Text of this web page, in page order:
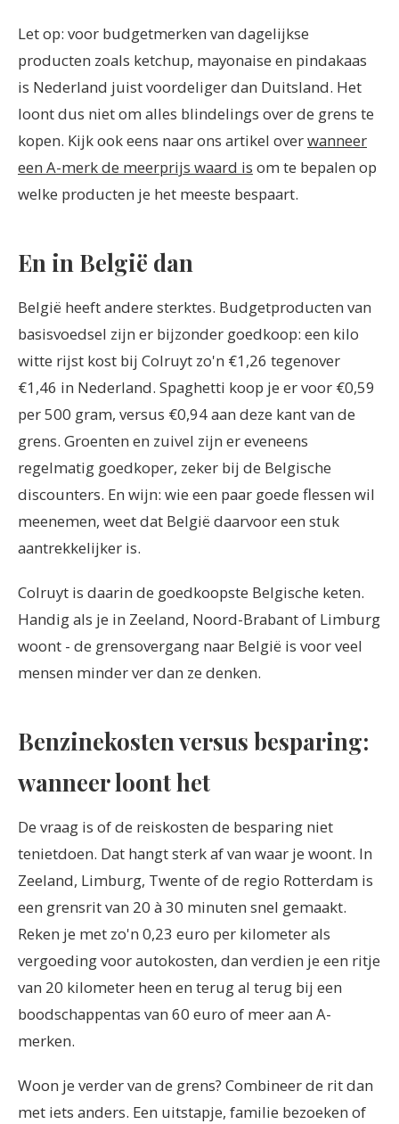
Let op: voor budgetmerken van dagelijkse
producten zoals ketchup, mayonaise en pindakaas
is Nederland juist voordeliger dan Duitsland. Het
loont dus niet om alles blindelings over de grens te
kopen. Kijk ook eens naar ons artikel overwanneer
een A-merk de meerprijs waard is om te bepalen op
welke producten je het meeste bespaart.
En in België dan
België heeft andere sterktes. Budgetproducten van
basisvoedsel zijn er bijzonder goedkoop: een kilo
witte rijst kost bij Colruyt zo'n €1,26 tegenover
€1,46 in Nederland. Spaghetti koop je er voor €0,59
per 500 gram, versus €0,94 aan deze kant van de
grens. Groenten en zuivel zijn er eveneens
regelmatig goedkoper, zeker bij de Belgische
discounters. En wijn: wie een paar goede flessen wil
meenemen, weet dat België daarvoor een stuk
aantrekkelijker is.
Colruyt is daarin de goedkoopste Belgische keten.
Handig als je in Zeeland, Noord-Brabant of Limburg
woont - de grensovergang naar België is voor veel
mensen minder ver dan ze denken.
Benzinekosten versus besparing:
wanneer loont het
De vraag is of de reiskosten de besparing niet
tenietdoen. Dat hangt sterk af van waar je woont. In
Zeeland, Limburg, Twente of de regio Rotterdam is
een grensrit van 20 à 30 minuten snel gemaakt.
Reken je met zo'n 0,23 euro per kilometer als
vergoeding voor autokosten, dan verdien je een ritje
van 20 kilometer heen en terug al terug bij een
boodschappentas van 60 euro of meer aan A-
merken.
Woon je verder van de grens? Combineer de rit dan
met iets anders. Een uitstapje, familie bezoeken of